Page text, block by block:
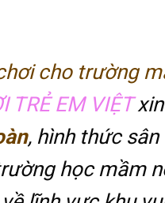
cho trường
TRẺ EM VIỆTxin
, hình thức
học mầm